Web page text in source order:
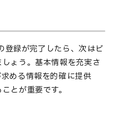
登録が完了したら、次はビ
ょう。基本情報を充実さ
める情報を的確に提供
とが重要です。